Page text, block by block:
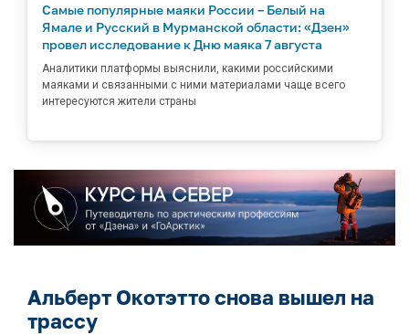
Самые популярные маяки России – Белый на
Ямале и Русский в Мурманской области: «Дзен»
провел исследование к Дню маяка 7 августа
Аналитики платформы выяснили, какими российскими
маяками и связанными с ними материалами чаще всего
интересуются жители страны
Альберт Окотэтто снова вышел на
трассу